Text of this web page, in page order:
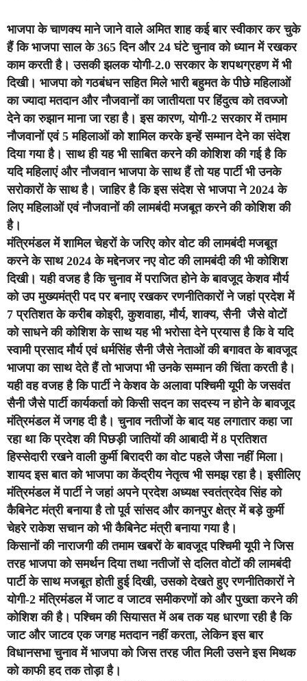
भाजपा के चाणक्य माने जाने वाले अमित शाह कई बार स्वीकार कर चुके
हैं कि भाजपा साल के 365 दिन और 24 घंटे चुनाव को ध्यान में रखकर
काम करती है। उसकी झलक योगी-2.0 सरकार के शपथग्रहण में भी
दिखी। भाजपा को गठबंधन सहित मिले भारी बहुमत के पीछे महिलाओं
का ज्यादा मतदान और नौजवानों का जातीयता पर हिंदुत्व को तवज्जो
देने का रुझान माना जा रहा है। इस कारण, योगी-2 सरकार में तमाम
नौजवानों एवं 5 महिलाओं को शामिल करके इन्हें सम्मान देने का संदेश
दिया गया है। साथ ही यह भी साबित करने की कोशिश की गई है कि
यदि महिलाएं और नौजवान भाजपा के साथ हैं तो यह पार्टी भी उनके
सरोकारों के साथ है। जाहिर है कि इस संदेश से भाजपा ने 2024 के
लिए महिलाओं एवं नौजवानों की लामबंदी मजबूत करने की कोशिश की
है।
मंत्रिमंडल में शामिल चेहरों के जरिए कोर वोट की लामबंदी मजबूत
करने के साथ 2024 के मद्देनजर नए वोट की लामबंदी की भी कोशिश
दिखी। यही वजह है कि चुनाव में पराजित होने के बावजूद केशव मौर्य
को उप मुख्यमंत्री पद पर बनाए रखकर रणनीतिकारों ने जहां प्रदेश में
7 प्रतिशत के करीब कोइरी, कुशवाहा, मौर्य, शाक्य, सैनी जैसे वोटों
को साधने की कोशिश के साथ यह भी भरोसा देने प्रयास है कि वे यदि
स्वामी प्रसाद मौर्य एवं धर्मसिंह सैनी जैसे नेताओं की बगावत के बावजूद
भाजपा का साथ देते हैं तो भाजपा भी उनके सम्मान की चिंता करती है।
यही वह वजह है कि पार्टी ने केशव के अलावा पश्चिमी यूपी के जसवंत
सैनी जैसे पार्टी कार्यकर्ता को किसी सदन का सदस्य न होने के बावजूद
मंत्रिमंडल में जगह दी है। चुनाव नतीजों के बाद यह लगातार कहा जा
रहा था कि प्रदेश की पिछड़ी जातियों की आबादी में 8 प्रतिशत
हिस्सेदारी रखने वाली कुर्मी बिरादरी का वोट पहले जैसा नहीं मिला।
शायद इस बात को भाजपा का केंद्रीय नेतृत्व भी समझ रहा है। इसीलिए
मंत्रिमंडल में पार्टी ने जहां अपने प्रदेश अध्यक्ष स्वतंत्रदेव सिंह को
कैबिनेट मंत्री बनाया है तो पूर्व सांसद और कानपुर क्षेत्र में बड़े कुर्मी
चेहरे राकेश सचान को भी कैबिनेट मंत्री बनाया गया है।
किसानों की नाराजगी की तमाम खबरों के बावजूद पश्चिमी यूपी ने जिस
तरह भाजपा को समर्थन दिया तथा नतीजों से दलित वोटों की लामबंदी
पार्टी के साथ मजबूत होती हुई दिखी, उसको देखते हुए रणनीतिकारों ने
योगी-2 मंत्रिमंडल में जाट व जाटव समीकरणों को और पुख्ता करने की
कोशिश की है। पश्चिम की सियासत में अब तक यह धारणा रही है कि
जाट और जाटव एक जगह मतदान नहीं करता, लेकिन इस बार
विधानसभा चुनाव में भाजपा को जिस तरह जीत मिली उसने इस मिथक
को काफी हद तक तोड़ा है।